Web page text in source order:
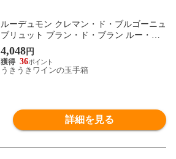
ルーデュモン クレマン・ド・ブルゴーニュ
ブリュット ブラン・ド・ブラン ルー・デ
ュモン 750ml （スパークリングワイン 白
箱なし）
4,048円
36
うきうきワインの玉手箱
詳細を見る